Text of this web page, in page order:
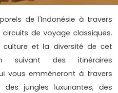
de l'Indonésie à travers
de voyage classiques.
culture et la diversité de cet
suivant des itinéraires
vous emmèneront à travers
jungles luxuriantes, des